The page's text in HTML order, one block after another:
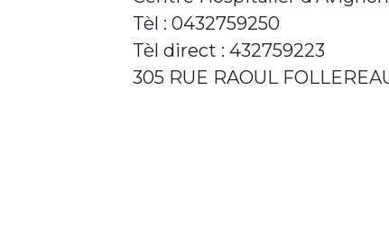
Tèl : 0432759250
Tèl direct : 432759223
305 RUE RAOUL